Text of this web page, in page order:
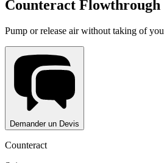
Counteract Flowthrough
Pump or release air without taking of
Demander un Devis
Counteract